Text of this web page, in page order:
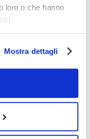
loro o che hanno
Mostra dettagli